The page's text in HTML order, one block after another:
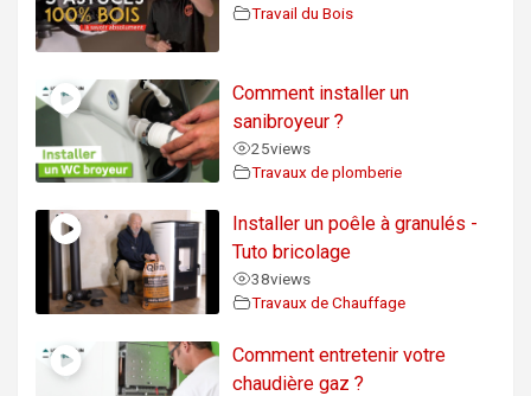
Travail du Bois
Comment installer un
sanibroyeur ?
25views
Travaux de plomberie
Installer un poêle à granulés -
Tuto bricolage
38views
Travaux de Chauffage
Comment entretenir votre
chaudière gaz ?